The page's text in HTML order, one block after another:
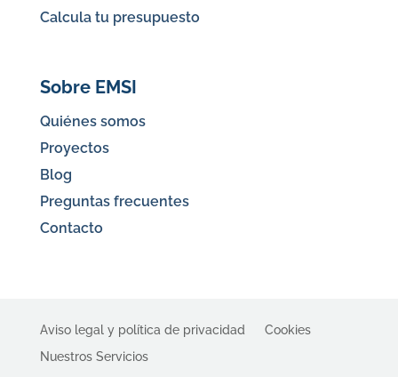
Calcula tu presupuesto
Sobre EMSI
Quiénes somos
Proyectos
Blog
Preguntas frecuentes
Contacto
Aviso legal y política de privacidad
Cookies
Nuestros Servicios